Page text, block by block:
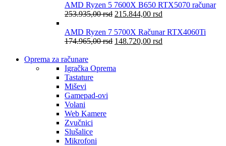
AMD Ryzen 5 7600X B650 RTX5070 računar
253.935,00rsd 215.844,00 rsd
AMD Ryzen 7 5700X Računar RTX4060Ti
174.965,00rsd 148.720,00 rsd
Oprema za računare
Igračka Oprema
Tastature
Miševi
Gamepad-ovi
Volani
Web Kamere
Zvučnici
Slušalice
Mikrofoni